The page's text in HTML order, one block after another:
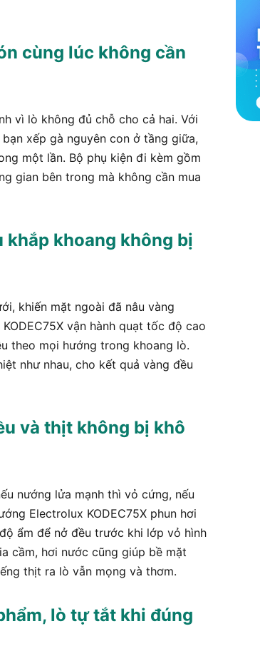
cùng lúc không cần
vì lò không đủ chỗ cho cả hai. Với
xếp gà nguyên con ở tầng giữa,
một lần. Bộ phụ kiện đi kèm gồm
gian bên trong mà không cần mua
khoang không bị
khiến mặt ngoài đã nâu vàng
vận hành quạt tốc độ cao
theo mọi hướng trong khoang lò.
như nhau, cho kết quả vàng đều
và thịt không bị khô
nướng lửa mạnh thì vỏ cứng, nếu
Electrolux KODEC75X phun hơi
ẩm để nở đều trước khi lớp vỏ hình
cầm, hơi nước cũng giúp bề mặt
thịt ra lò vẫn mọng và thơm.
lò tự tắt khi đúng